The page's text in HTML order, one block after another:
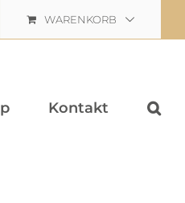
WARENKORB
Kontakt